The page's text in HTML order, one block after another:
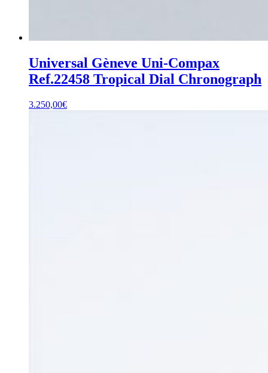
Universal Gèneve Uni-Compax
Ref.22458 Tropical Dial Chronograph
3.250,00€